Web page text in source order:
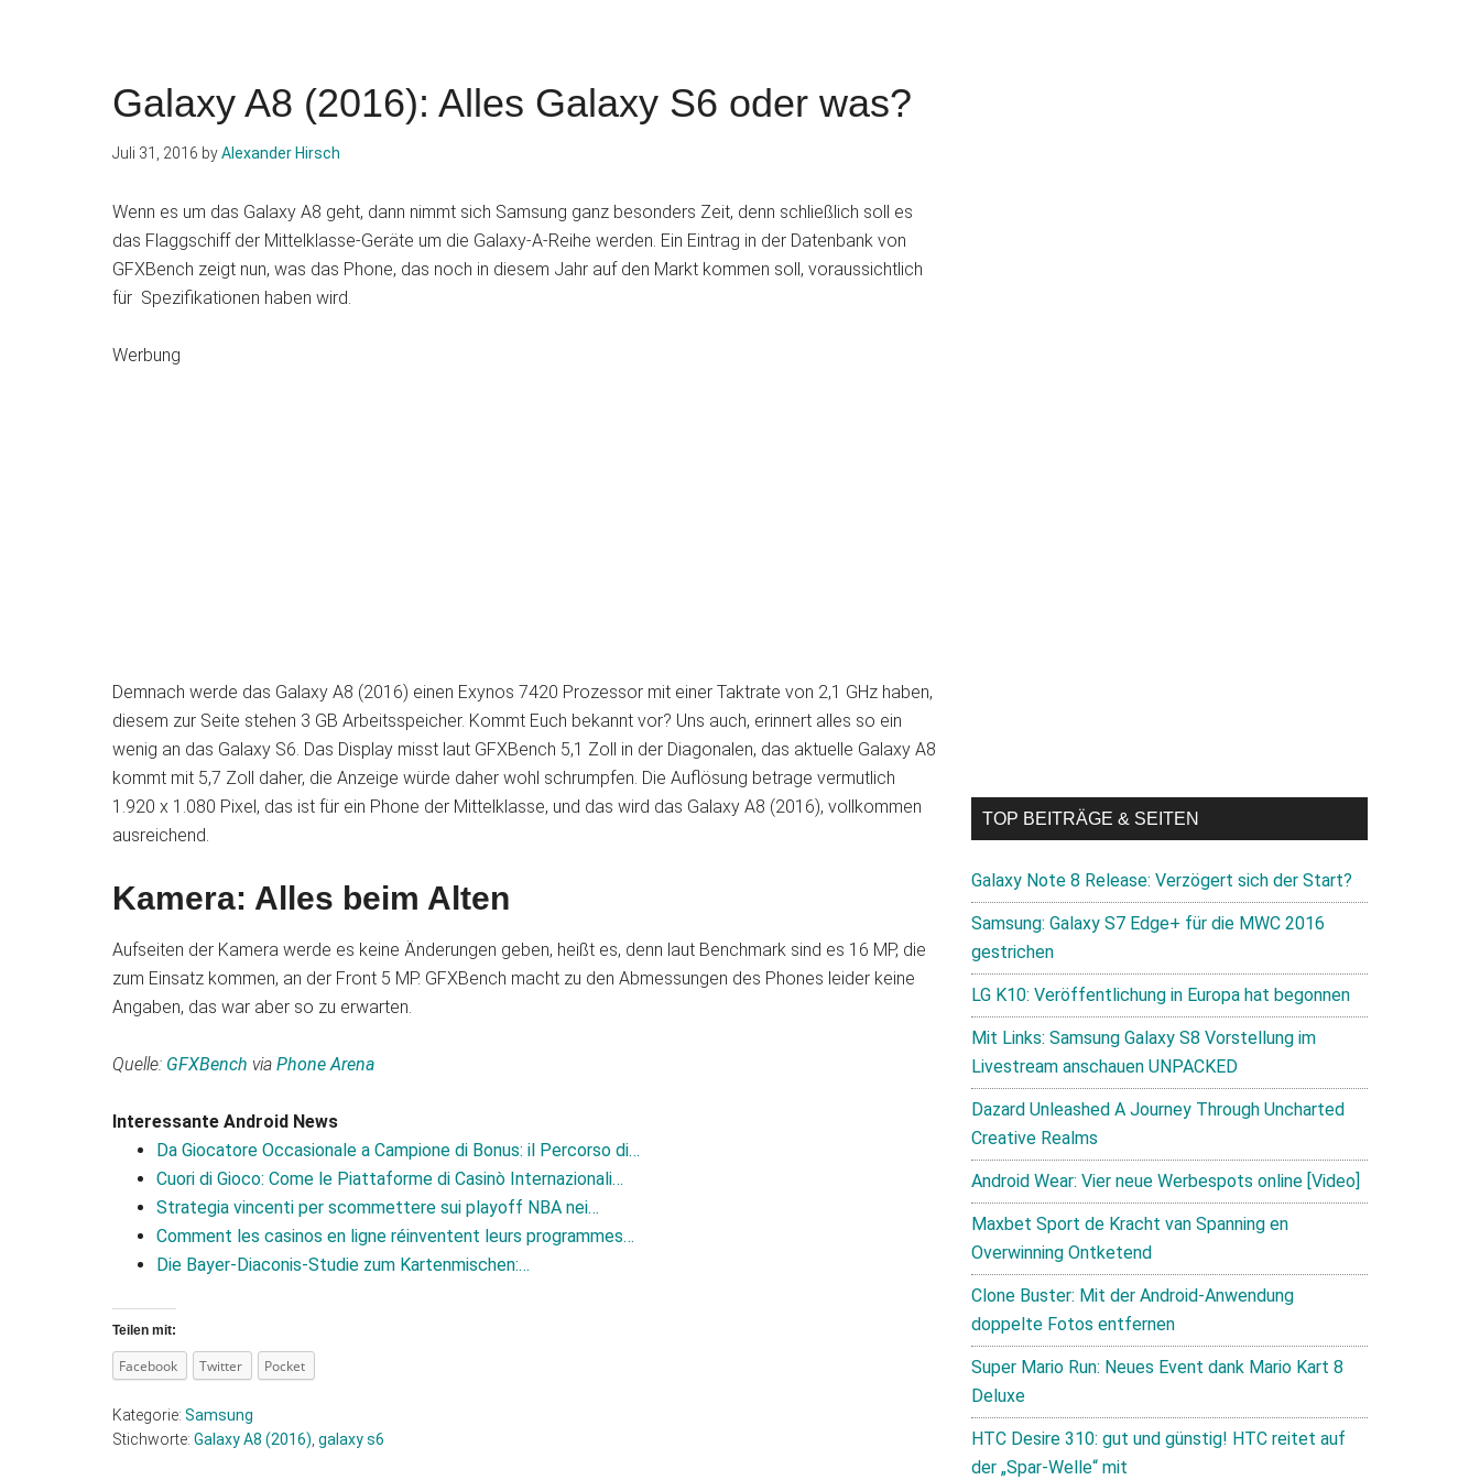
Galaxy A8 (2016): Alles Galaxy S6 oder was?
Juli 31, 2016 byAlexander Hirsch
Wenn es um das Galaxy A8 geht, dann nimmt sich Samsung ganz besonders Zeit, denn schließlich soll es
das Flaggschiff der Mittelklasse-Geräte um die Galaxy-A-Reihe werden. Ein Eintrag in der Datenbank von
GFXBench zeigt nun, was das Phone, das noch in diesem Jahr auf den Markt kommen soll, voraussichtlich
für Spezifikationen haben wird.
Werbung
Demnach werde das Galaxy A8 (2016) einen Exynos 7420 Prozessor mit einer Taktrate von 2,1 GHz haben,
diesem zur Seite stehen 3 GB Arbeitsspeicher. Kommt Euch bekannt vor? Uns auch, erinnert alles so ein
wenig an das Galaxy S6. Das Display misst laut GFXBench 5,1 Zoll in der Diagonalen, das aktuelle Galaxy A8
kommt mit 5,7 Zoll daher, die Anzeige würde daher wohl schrumpfen. Die Auflösung betrage vermutlich
1.920 x 1.080 Pixel, das ist für ein Phone der Mittelklasse, und das wird das Galaxy A8 (2016), vollkommen
ausreichend.
Kamera: Alles beim Alten
Aufseiten der Kamera werde es keine Änderungen geben, heißt es, denn laut Benchmark sind es 16 MP, die
zum Einsatz kommen, an der Front 5 MP. GFXBench macht zu den Abmessungen des Phones leider keine
Angaben, das war aber so zu erwarten.
Quelle: GFXBench via Phone Arena
Interessante Android News
Da Giocatore Occasionale a Campione di Bonus: il Percorso di…
Cuori di Gioco: Come le Piattaforme di Casinò Internazionali…
Strategia vincenti per scommettere sui playoff NBA nei…
Comment les casinos en ligne réinventent leurs programmes…
Die Bayer-Diaconis-Studie zum Kartenmischen:…
Teilen mit:
Facebook Twitter Pocket
Kategorie: Samsung
Stichworte: Galaxy A8 (2016) galaxy s6
TOP BEITRÄGE & SEITEN
Galaxy Note 8 Release: Verzögert sich der Start?
Samsung: Galaxy S7 Edge+ für die MWC 2016
gestrichen
LG K10: Veröffentlichung in Europa hat begonnen
Mit Links: Samsung Galaxy S8 Vorstellung im
Livestream anschauen UNPACKED
Dazard Unleashed A Journey Through Uncharted
Creative Realms
Android Wear: Vier neue Werbespots online [Video]
Maxbet Sport de Kracht van Spanning en
Overwinning Ontketend
Clone Buster: Mit der Android-Anwendung
doppelte Fotos entfernen
Super Mario Run: Neues Event dank Mario Kart 8
Deluxe
HTC Desire 310: gut und günstig! HTC reitet auf
der „Spar-Welle“ mit